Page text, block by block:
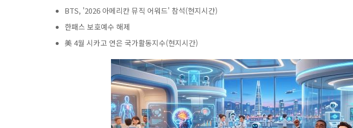
BTS, '2026 아메리칸 뮤직 어워드' 참석(현지시간)
한패스 보호예수 해제
美 4월 시카고 연은 국가활동지수(현지시간)